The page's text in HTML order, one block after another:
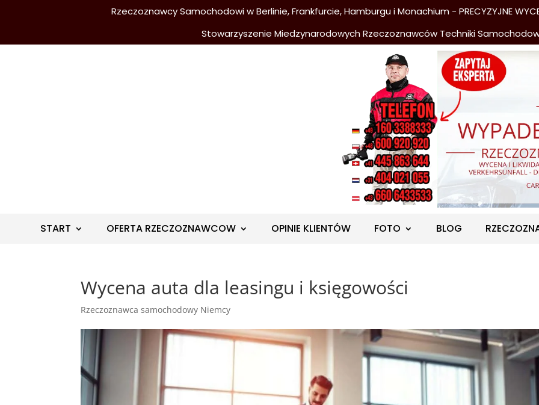
Rzeczoznawcy Samochodowi w Berlinie, Frankfurcie, Hamburgu i Monachium - PRECYZYJNE
Stowarzyszenie Miedzynarodowych Rzeczoznawców Techniki
START OFERTA RZECZOZNAWCOW OPINIE KLIENTÓW FOTO BLOG
Wycena auta dla leasingu i księgowości
Rzeczoznawca samochodowy Niemcy